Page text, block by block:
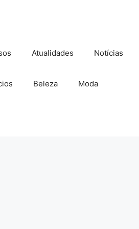
Atualidades Notícias
Beleza Moda